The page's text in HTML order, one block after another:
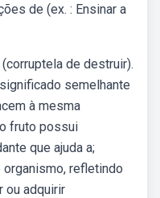
de (ex. : Ensinar a
de destruir).
semelhante
à mesma
fruto possui
que ajuda a;
refletindo
ou adquirir